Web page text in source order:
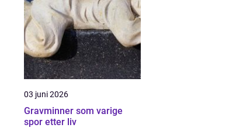
03 juni 2026
Gravminner som varige
spor etter liv